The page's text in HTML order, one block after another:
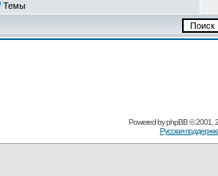
Темы
Powered byphpBB© 2001,
Русская